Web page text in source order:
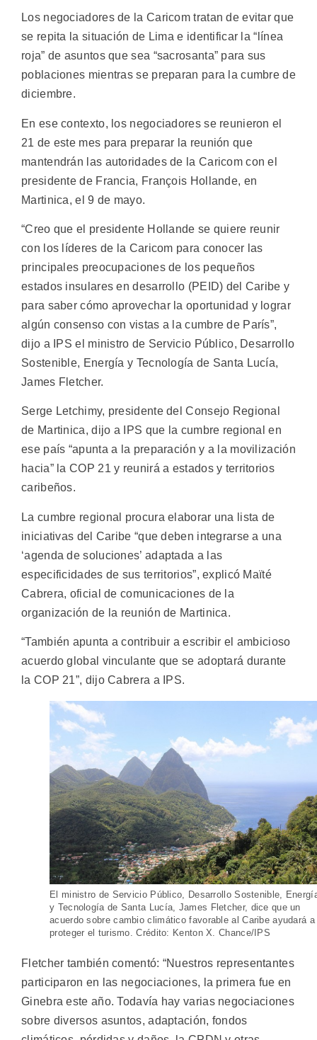
Los negociadores de la Caricom tratan de evitar que
se repita la situación de Lima e identificar la “línea
roja” de asuntos que sea “sacrosanta” para sus
poblaciones mientras se preparan para la cumbre de
diciembre.
En ese contexto, los negociadores se reunieron el
21 de este mes para preparar la reunión que
mantendrán las autoridades de la Caricom con el
presidente de Francia, François Hollande, en
Martinica, el 9 de mayo.
“Creo que el presidente Hollande se quiere reunir
con los líderes de la Caricom para conocer las
principales preocupaciones de los pequeños
estados insulares en desarrollo (PEID) del Caribe y
para saber cómo aprovechar la oportunidad y lograr
algún consenso con vistas a la cumbre de París”,
dijo a IPS el ministro de Servicio Público, Desarrollo
Sostenible, Energía y Tecnología de Santa Lucía,
James Fletcher.
Serge Letchimy, presidente del Consejo Regional
de Martinica, dijo a IPS que la cumbre regional en
ese país “apunta a la preparación y a la movilización
hacia” la COP 21 y reunirá a estados y territorios
caribeños.
La cumbre regional procura elaborar una lista de
iniciativas del Caribe “que deben integrarse a una
‘agenda de soluciones’ adaptada a las
especificidades de sus territorios”, explicó Maïté
Cabrera, oficial de comunicaciones de la
organización de la reunión de Martinica.
“También apunta a contribuir a escribir el ambicioso
acuerdo global vinculante que se adoptará durante
la COP 21”, dijo Cabrera a IPS.
El ministro de Servicio Público, Desarrollo Sostenible,
y Tecnología de Santa Lucía, James Fletcher, dice que un
acuerdo sobre cambio climático favorable al Caribe ayudará a
proteger el turismo. Crédito: Kenton X. Chance/IPS
Fletcher también comentó: “Nuestros representantes
participaron en las negociaciones, la primera fue en
Ginebra este año. Todavía hay varias negociaciones
sobre diversos asuntos, adaptación, fondos